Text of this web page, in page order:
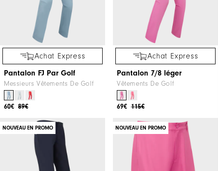
Achat Express
Pantalon FJ Par Golf
Messieurs Vêtements De Golf
89€
60€
Achat Express
Pantalon 7/8 léger
Vêtements De Golf
115€
69€
NOUVEAU EN PROMO NOUVEAU EN PROMO